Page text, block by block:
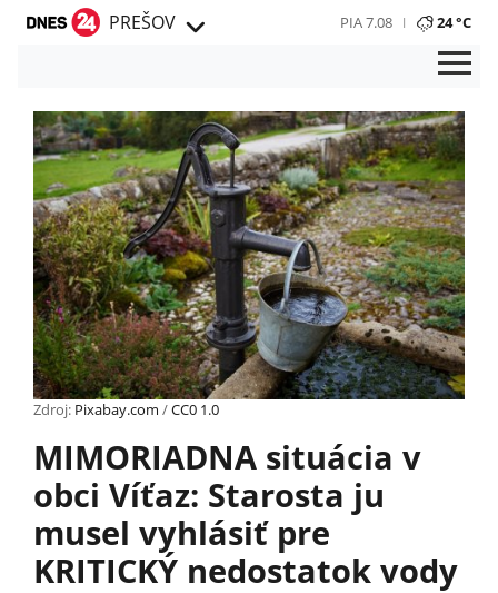
PREŠOV PIA 7.08 24 °C
Zdroj: Pixabay.com /CC0 1.0
MIMORIADNA situácia v
obci Víťaz: Starosta ju
musel vyhlásiť pre
KRITICKÝ nedostatok vody